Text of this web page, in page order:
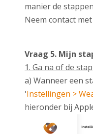
manier de
Neem contact
Vraag 5. Mijn
1. Ga na of de
a) Wanneer een
'Instellingen >
hieronder bij